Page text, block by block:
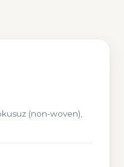
(non-woven),